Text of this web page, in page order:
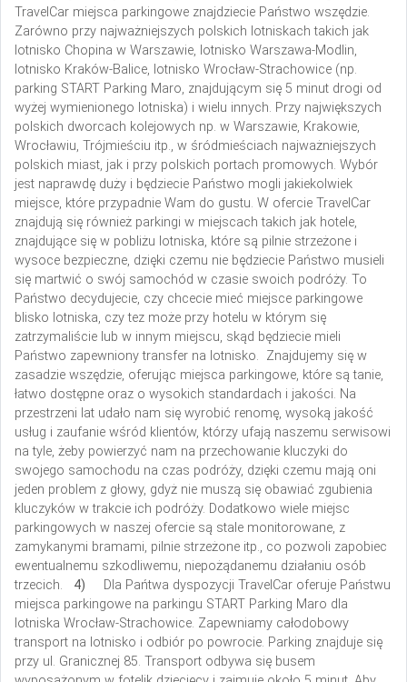
TravelCar miejsca parkingowe znajdziecie Państwo wszędzie.
Zarówno przy najważniejszych polskich lotniskach takich jak
lotnisko Chopina w Warszawie, lotnisko Warszawa-Modlin,
lotnisko Kraków-Balice, lotnisko Wrocław-Strachowice (np.
parking START Parking Maro, znajdującym się 5 minut drogi od
wyżej wymienionego lotniska) i wielu innych. Przy największych
polskich dworcach kolejowych np. w Warszawie, Krakowie,
Wrocławiu, Trójmieściu itp., w śródmieściach najważniejszych
polskich miast, jak i przy polskich portach promowych. Wybór
jest naprawdę duży i będziecie Państwo mogli jakiekolwiek
miejsce, które przypadnie Wam do gustu. W ofercie TravelCar
znajdują się również parkingi w miejscach takich jak hotele,
znajdujące się w pobliżu lotniska, które są pilnie strzeżone i
wysoce bezpieczne, dzięki czemu nie będziecie Państwo musieli
się martwić o swój samochód w czasie swoich podróży. To
Państwo decydujecie, czy chcecie mieć miejsce parkingowe
blisko lotniska, czy tez może przy hotelu w którym się
zatrzymaliście lub w innym miejscu, skąd będziecie mieli
Państwo zapewniony transfer na lotnisko. Znajdujemy się w
zasadzie wszędzie, oferując miejsca parkingowe, które są tanie,
łatwo dostępne oraz o wysokich standardach i jakości. Na
przestrzeni lat udało nam się wyrobić renomę, wysoką jakość
usług i zaufanie wśród klientów, którzy ufają naszemu serwisowi
na tyle, żeby powierzyć nam na przechowanie kluczyki do
swojego samochodu na czas podróży, dzięki czemu mają oni
jeden problem z głowy, gdyż nie muszą się obawiać zgubienia
kluczyków w trakcie ich podróży. Dodatkowo wiele miejsc
parkingowych w naszej ofercie są stale monitorowane, z
zamykanymi bramami, pilnie strzeżone itp., co pozwoli zapobiec
ewentualnemu szkodliwemu, niepożądanemu działaniu osób
trzecich.
4)
Dla Pańtwa dyspozycji TravelCar oferuje Państwu
miejsca parkingowe na parkingu START Parking Maro dla
lotniska Wrocław-Strachowice. Zapewniamy całodobowy
transport na lotnisko i odbiór po powrocie. Parking znajduje się
przy ul. Granicznej 85. Transport odbywa się busem